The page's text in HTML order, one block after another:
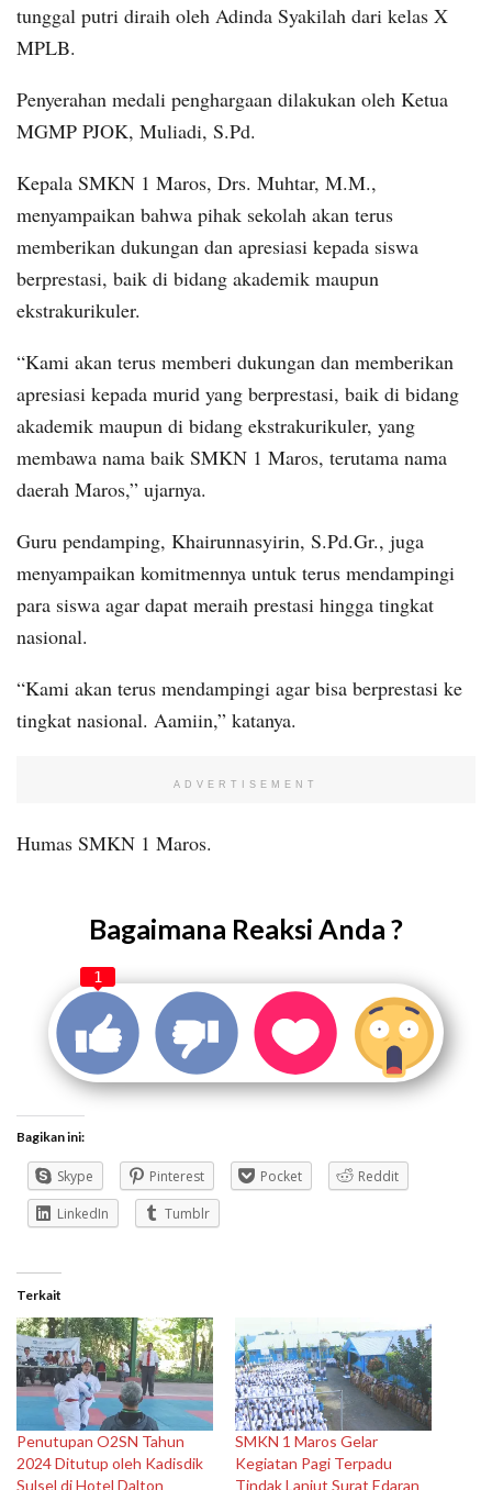
tunggal putri diraih oleh Adinda Syakilah dari kelas X
MPLB.
Penyerahan medali penghargaan dilakukan oleh Ketua
MGMP PJOK, Muliadi, S.Pd.
Kepala SMKN 1 Maros, Drs. Muhtar, M.M.,
menyampaikan bahwa pihak sekolah akan terus
memberikan dukungan dan apresiasi kepada siswa
berprestasi, baik di bidang akademik maupun
ekstrakurikuler.
“Kami akan terus memberi dukungan dan memberikan
apresiasi kepada murid yang berprestasi, baik di bidang
akademik maupun di bidang ekstrakurikuler, yang
membawa nama baik SMKN 1 Maros, terutama nama
daerah Maros,” ujarnya.
Guru pendamping, Khairunnasyirin, S.Pd.Gr., juga
menyampaikan komitmennya untuk terus mendampingi
para siswa agar dapat meraih prestasi hingga tingkat
nasional.
“Kami akan terus mendampingi agar bisa berprestasi ke
tingkat nasional. Aamiin,” katanya.
ADVERTISEMENT
Humas SMKN 1 Maros.
Bagaimana Reaksi Anda ?
1
Bagikan ini:
Skype Pinterest Pocket
Reddit
LinkedIn
Tumblr
Terkait
Penutupan O2SN Tahun
2024 Ditutup oleh Kadisdik
Sulsel di Hotel Dalton
SMKN 1 Maros Gelar
Kegiatan Pagi Terpadu
Tindak Lanjut Surat Edaran